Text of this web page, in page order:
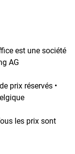
est une société
AG
prix réservés •
les prix sont